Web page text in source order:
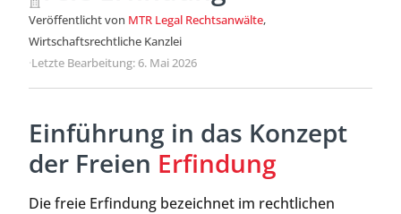
Veröffentlicht von MTR Legal Rechtsanwälte,
Wirtschaftsrechtliche Kanzlei
·Letzte Bearbeitung: 6. Mai 2026
Einführung in das Konzept
der Freien Erfindung
Die freie Erfindung bezeichnet im rechtlichen